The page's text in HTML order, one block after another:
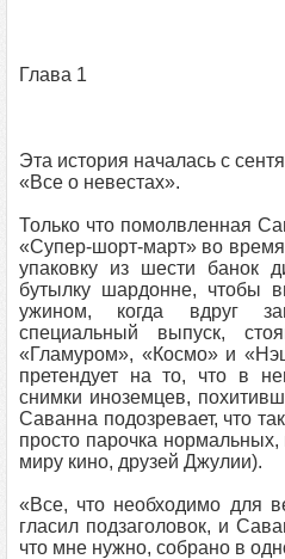
Глава 1
Эта история началась с
«Все о невестах».
Только что помолвленная
«Супер-шорт-март» во
упаковку из шести банок
бутылку шардонне, чтобы
ужином, когда вдруг
специальный выпуск,
«Гламуром», «Космо» и
претендует на то, что в
снимки иноземцев,
Саванна подозревает, что
просто парочка
миру кино, друзей Джулии).
«Все, что необходимо для
гласил подзаголовок, и
что мне нужно, собрано в